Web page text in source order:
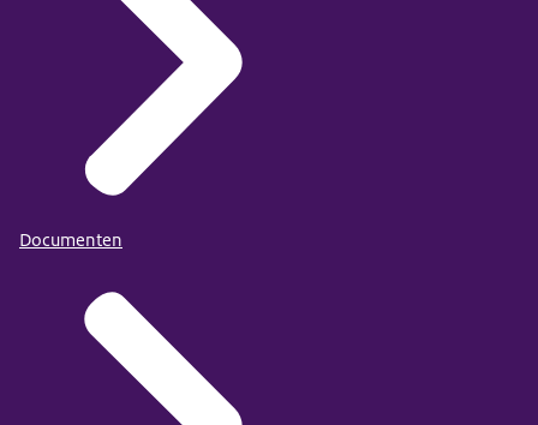
Documenten